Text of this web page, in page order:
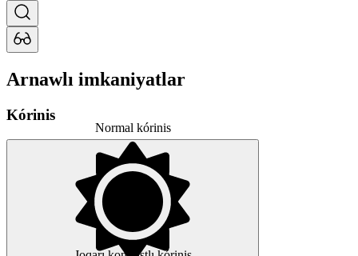
Arnawlı imkaniyatlar
Kórinis
Normal kórinis